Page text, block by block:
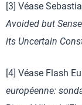
[3] Véase
Avoided but
its Uncertain
[4] Véase Flash
européenne: